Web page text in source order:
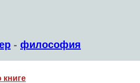
- философия